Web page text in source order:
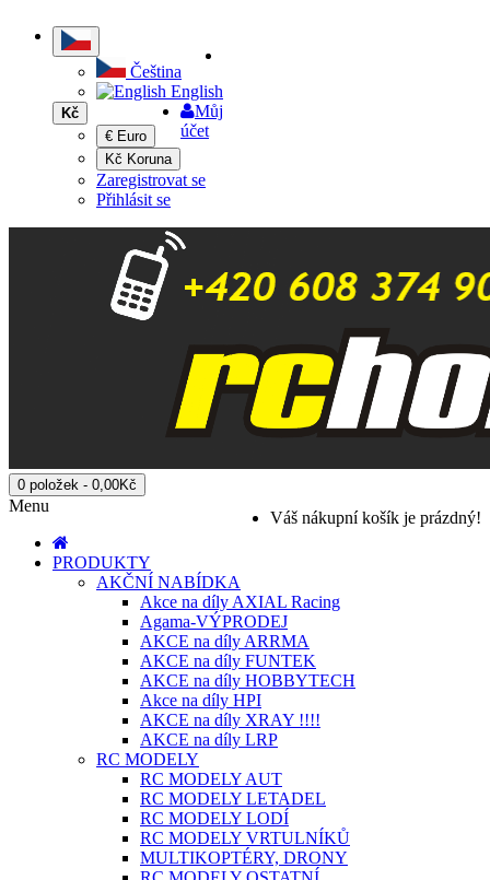
Čeština
English
Kč
€ Euro
Kč Koruna
Můj
účet
Zaregistrovat se
Přihlásit se
0 položek - 0,00Kč
Váš nákupní košík je prázdný!
Menu
PRODUKTY
AKČNÍ NABÍDKA
Akce na díly AXIAL Racing
Agama-VÝPRODEJ
AKCE na díly ARRMA
AKCE na díly FUNTEK
AKCE na díly HOBBYTECH
Akce na díly HPI
AKCE na díly XRAY !!!!
AKCE na díly LRP
RC MODELY
RC MODELY AUT
RC MODELY LETADEL
RC MODELY LODÍ
RC MODELY VRTULNÍKŮ
MULTIKOPTÉRY, DRONY